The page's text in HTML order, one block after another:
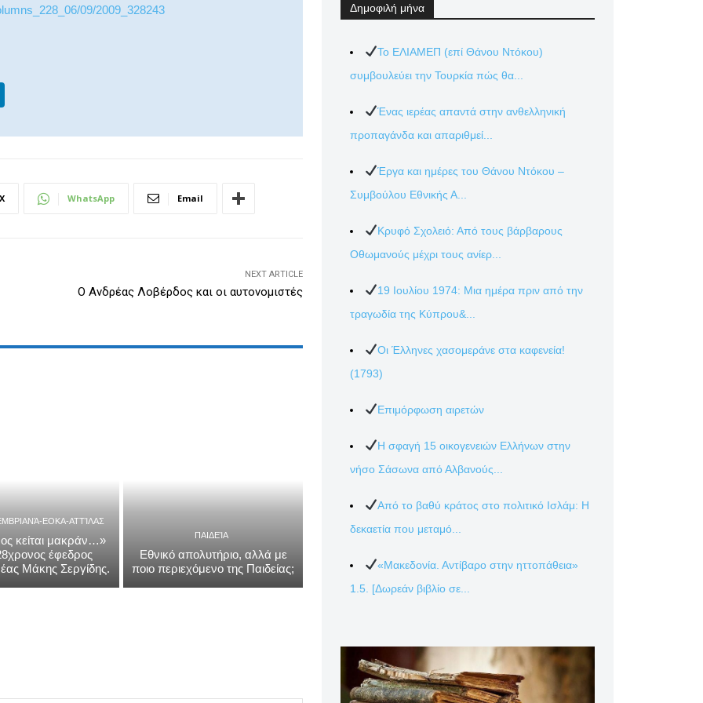
09/2009_328243
k
X WhatsApp Email
NEXT ARTICLE
Ο Ανδρέας Λοβέρδος και οι αυτονομιστές
ΕΟΚΑ-ΑΤΤΊΛΑΣ
κείται μακράν…»
έφεδρος
Μάκης Σεργίδης.
ΠΑΙΔΕΊΑ
Εθνικό απολυτήριο, αλλά με
ποιο περιεχόμενο της Παιδείας;
Δημοφιλή μήνα
Το ΕΛΙΑΜΕΠ (επί Θάνου Ντόκου)
συμβουλεύει την Τουρκία πώς θα...
Ένας ιερέας απαντά στην ανθελληνική
προπαγάνδα και απαριθμεί...
Έργα και ημέρες του Θάνου Ντόκου –
Συμβούλου Εθνικής Α...
Κρυφό Σχολειό: Από τους βάρβαρους
Οθωμανούς μέχρι τους ανίερ...
19 Ιουλίου 1974: Μια ημέρα πριν από την
τραγωδία της Κύπρου&...
Οι Έλληνες χασομεράνε στα καφενεία!
(1793)
Επιμόρφωση αιρετών
Η σφαγή 15 οικογενειών Ελλήνων στην
νήσο Σάσωνα από Αλβανούς...
Από το βαθύ κράτος στο πολιτικό Ισλάμ: Η
δεκαετία που μεταμό...
«Μακεδονία. Αντίβαρο στην ηττοπάθεια»
1.5. [Δωρεάν βιβλίο σε...